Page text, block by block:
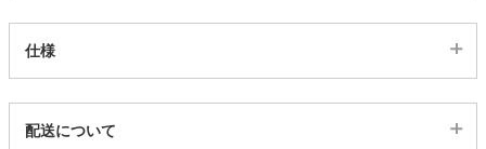
仕様
13801128
配送について